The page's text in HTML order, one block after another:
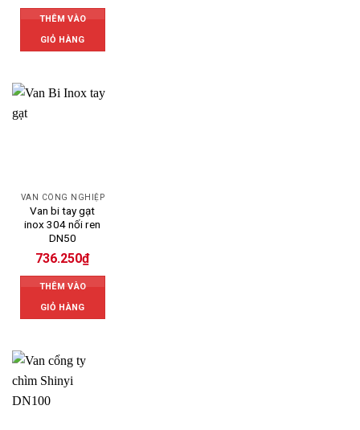
THÊM VÀO
GIỎ HÀNG
VAN CÔNG NGHIỆP
Van bi tay gạt
inox 304 nối ren
DN50
736.250₫
THÊM VÀO
GIỎ HÀNG